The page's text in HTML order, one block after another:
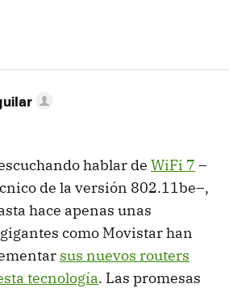
hablar de WiFi 7 –
de la versión 802.11be–,
hace apenas unas
como Movistar han
sus nuevos routers
tecnología. Las promesas